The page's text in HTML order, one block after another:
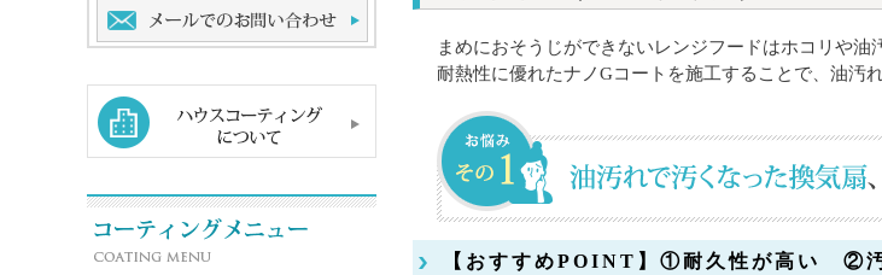
まめにおそうじができないレンジフードはホコリや油
耐熱性に優れたナノGコートを施工することで、油汚
【おすすめPOINT】①耐久性が高い ②